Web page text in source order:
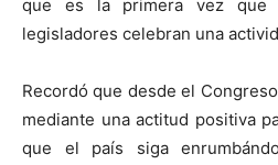
que es la primera vez que
legisladores celebran una
Recordó que desde el
mediante una actitud positiva
que el país siga